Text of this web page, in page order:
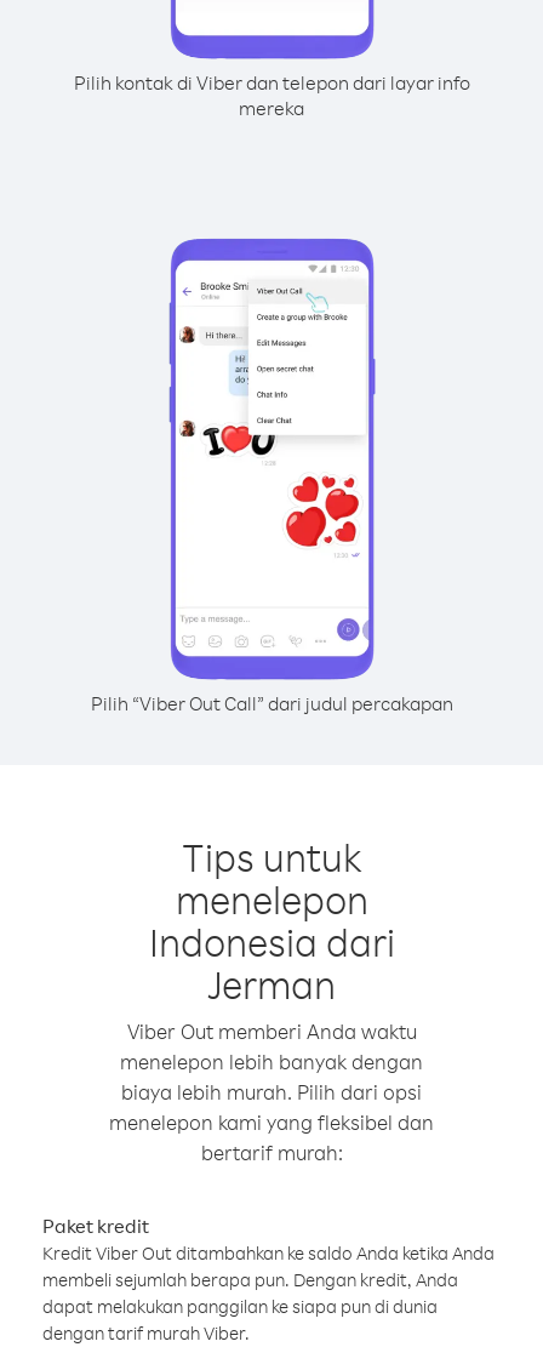
Pilih kontak di Viber dan telepon dari layar info
mereka
Pilih “Viber Out Call” dari judul percakapan
Tips untuk
menelepon
Indonesia dari
Jerman
Viber Out memberi Anda waktu
menelepon lebih banyak dengan
biaya lebih murah. Pilih dari opsi
menelepon kami yang fleksibel dan
bertarif murah:
Paket kredit
Kredit Viber Out ditambahkan ke saldo Anda ketika Anda
membeli sejumlah berapa pun. Dengan kredit, Anda
dapat melakukan panggilan ke siapa pun di dunia
dengan tarif murah Viber.